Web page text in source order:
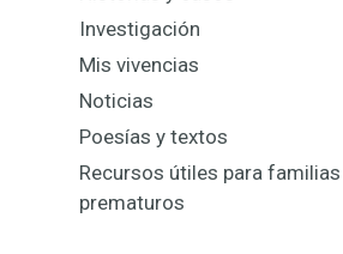
Investigación
Mis vivencias
Noticias
Poesías y textos
Recursos útiles para
prematuros